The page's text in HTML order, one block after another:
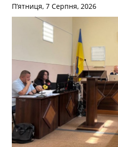
П’ятниця, 7 Серпня, 2026